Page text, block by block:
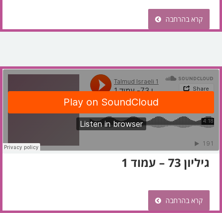
קרא בהרחבה
גיליון 73 – עמוד 1
קרא בהרחבה